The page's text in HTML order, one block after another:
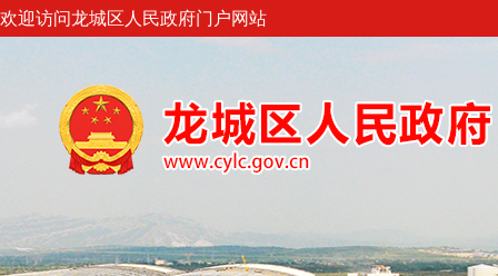
欢迎访问龙城区人民政府门户网站